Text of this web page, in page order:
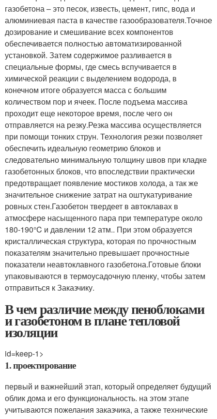
газобетона – это песок, известь, цемент, гипс, вода и
алюминиевая паста в качестве газообразователя.Точное
дозирование и смешивание всех компонентов
обеспечивается полностью автоматизированной
установкой. Затем содержимое разливается в
специальные формы, где смесь вспучивается в
химической реакции с выделением водорода, в
конечном итоге образуется масса с большим
количеством пор и ячеек. После подъема массива
проходит еще некоторое время, после чего он
отправляется на резку.Резка массива осуществляется
при помощи тонких струн. Технология резки позволяет
обеспечить идеальную геометрию блоков и
следовательно минимальную толщину швов при кладке
газобетонных блоков, что впоследствии практически
предотвращает появление мостиков холода, а так же
значительное снижение затрат на оштукатуривание
ровных стен.Газобетон твердеет в автоклавах в
атмосфере насыщенного пара при температуре около
180-190°C и давлении 12 атм.. При этом образуется
кристаллическая структура, которая по прочностным
показателям значительно превышает прочностные
показатели неавтоклавного газобетона.Готовые блоки
упаковываются в термоусадочную пленку, чтобы затем
отправиться к Заказчику.
В чем различие между пеноблоками
и газобетоном в плане тепловой
изоляции
id=keep-1>
1. проектирование
первый и важнейший этап, который определяет будущий
облик дома и его функциональность. на этом этапе
учитываются пожелания заказчика, а также технические